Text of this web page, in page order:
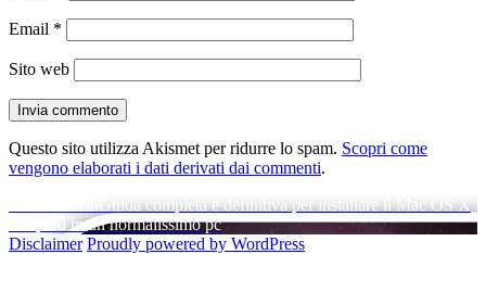
Email *
Sito web
Questo sito utilizza Akismet per ridurre lo spam. Scopri come
vengono elaborati i dati derivati dai commenti.
Navigazione
articoli
Guida completa e definitiva per installare il Mac OS X
Leopard in un normalissimo pc
Disclaimer Proudly powered by WordPress